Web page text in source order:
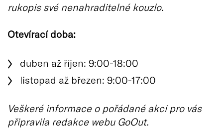
rukopis své nenahraditelné kouzlo.
Otevírací doba:
duben až říjen: 9:00-18:00
listopad až březen: 9:00-17:00
Veškeré informace o pořádané akci pro vás
připravila redakce webu GoOut.